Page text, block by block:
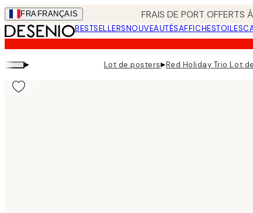
Skip
to
main
content.
FRA FRANÇAIS FRAIS DE PORT OFFERTS
BESTSELLERSNOUVEAUTÉSAFFICHESTOILES
▸ Lot de posters▸Red Holiday Trio Lot